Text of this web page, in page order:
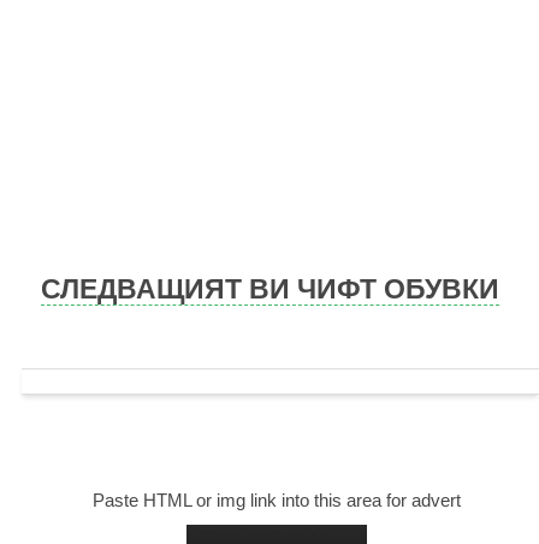
СЛЕДВАЩИЯТ ВИ ЧИФТ ОБУВКИ
Paste HTML or img link into this area for advert